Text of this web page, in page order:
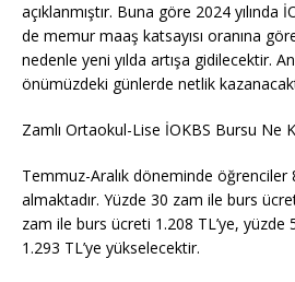
açıklanmıştır. Buna göre 2024 yılında
de memur maaş katsayısı oranına
nedenle yeni yılda artışa gidilecektir.
önümüzdeki günlerde netlik
Zamlı Ortaokul-Lise İOKBS Bursu Ne
Temmuz-Aralık döneminde öğrenciler
almaktadır. Yüzde 30 zam ile burs
zam ile burs ücreti 1.208 TL’ye,
1.293 TL’ye yükselecektir.